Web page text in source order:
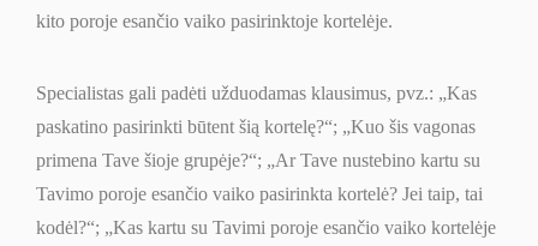
kito poroje esančio vaiko pasirinktoje kortelėje.
Specialistas gali padėti užduodamas klausimus, pvz.: „Kas
paskatino pasirinkti būtent šią kortelę?“; „Kuo šis vagonas
primena Tave šioje grupėje?“; „Ar Tave nustebino kartu su
Tavimo poroje esančio vaiko pasirinkta kortelė? Jei taip, tai
kodėl?“; „Kas kartu su Tavimi poroje esančio vaiko kortelėje